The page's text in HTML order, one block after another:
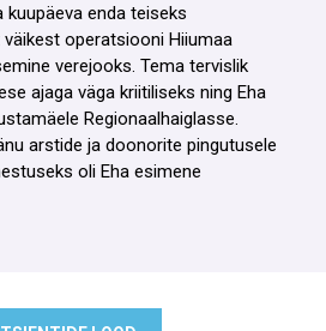
kuupäeva enda teiseks
operatsiooni Hiiumaa
verejooks. Tema tervislik
ajaga väga kriitiliseks ning Eha
Regionaalhaiglasse.
arstide ja doonorite pingutusele
oli Eha esimene